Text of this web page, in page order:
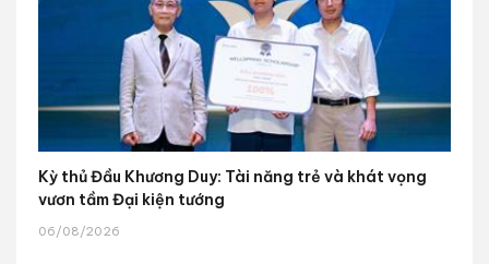
Kỳ thủ Đầu Khương Duy: Tài năng trẻ và khát vọng
vươn tầm Đại kiện tướng
06/08/2026